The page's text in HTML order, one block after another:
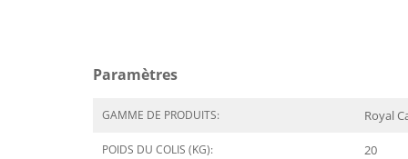
Paramètres
GAMME DE PRODUITS: Royal
POIDS DU COLIS (KG): 20